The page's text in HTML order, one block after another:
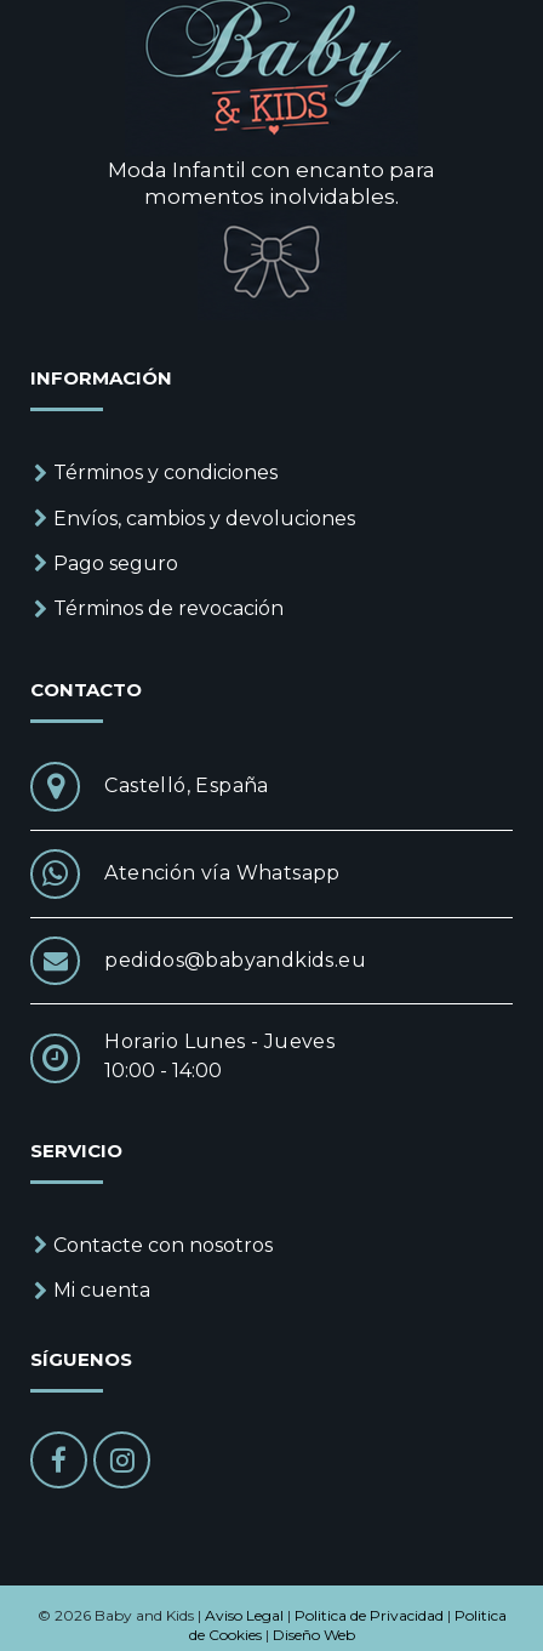
Moda Infantil con encanto para
momentos inolvidables.
INFORMACIÓN
Términos y condiciones
Envíos, cambios y devoluciones
Pago seguro
Términos de revocación
CONTACTO
Castelló, España
Atención vía Whatsapp
pedidos@babyandkids.eu
Horario Lunes - Jueves
10:00 - 14:00
SERVICIO
Contacte con nosotros
Mi cuenta
SÍGUENOS
© 2026 Baby and Kids | Aviso Legal | Politica de Privacidad | Politica
de Cookies| Diseño Web